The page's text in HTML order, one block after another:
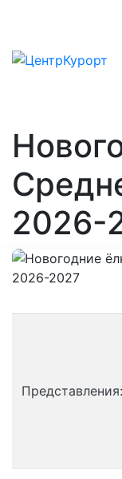
2026-
Представления: